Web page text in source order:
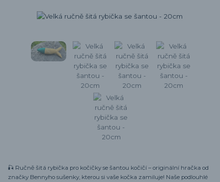
🎣 Ručně šitá rybička pro kočičky se šantou kočičí – originální hračka od
značky Bennyho sušenky, kterou si vaše kočka zamiluje! Naše podlouhlé